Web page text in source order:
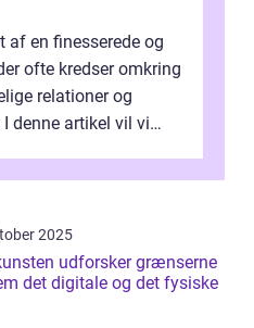
af en finesserede og
ofte kredser omkring
relationer og
denne artikel vil vi
2025
udforsker grænserne
det digitale og det fysiske